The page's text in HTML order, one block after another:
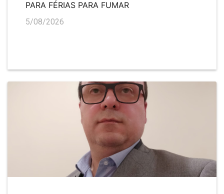
PARA FÉRIAS PARA FUMAR
5/08/2026